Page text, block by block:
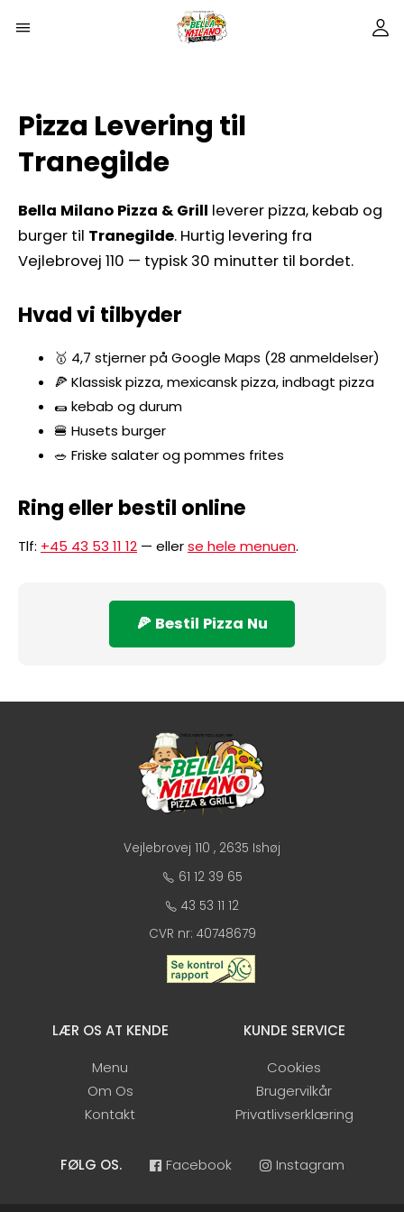
Pizza Levering til
Tranegilde
Bella Milano Pizza & Grill leverer pizza, kebab og
burger til Tranegilde. Hurtig levering fra
Vejlebrovej 110 — typisk 30 minutter til bordet.
Hvad vi tilbyder
🥇 4,7 stjerner på Google Maps (28 anmeldelser)
🍕 Klassisk pizza, mexicansk pizza, indbagt pizza
🌯 kebab og durum
🍔 Husets burger
🥗 Friske salater og pommes frites
Ring eller bestil online
Tlf: +45 43 53 11 12 — ellerse hele menuen.
🍕 Bestil Pizza Nu
Vejlebrovej 110 , 2635 Ishøj
61 12 39 65
43 53 11 12
CVR nr: 40748679
LÆR OS AT KENDE
Menu
Om Os
Kontakt
KUNDE SERVICE
Cookies
Brugervilkår
Privatlivserklæring
FØLG OS. Facebook Instagram